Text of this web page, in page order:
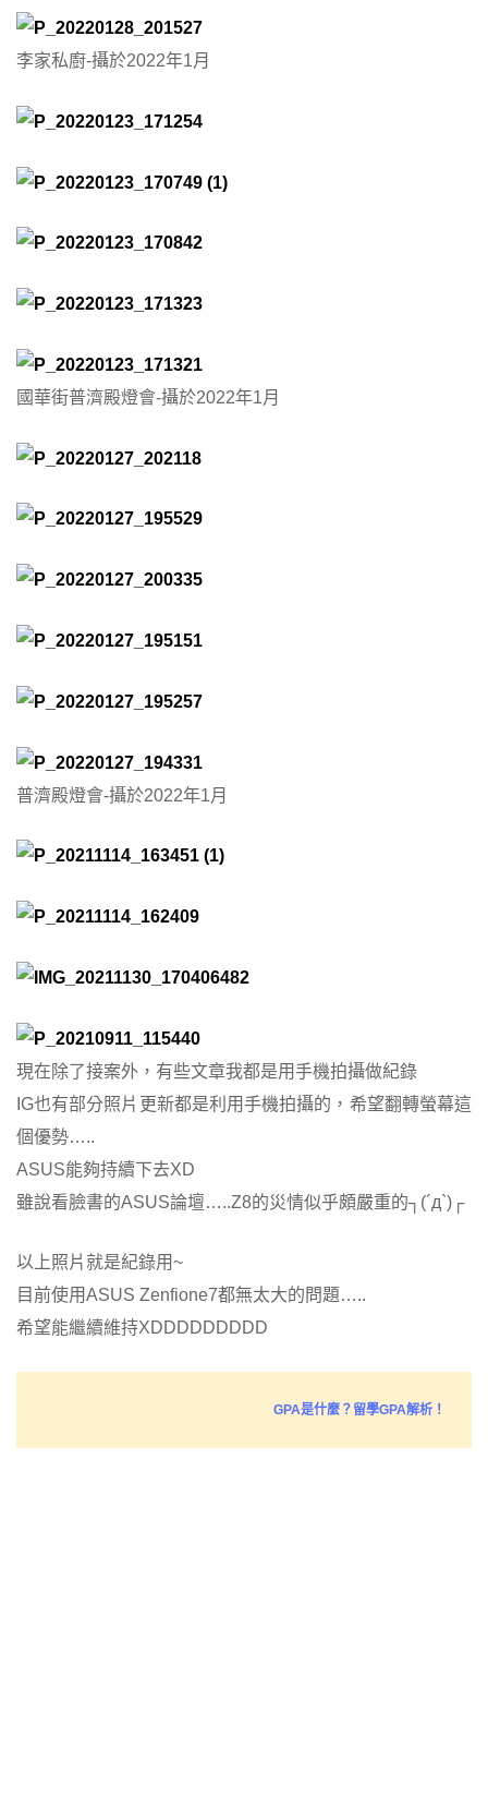
李家私廚-攝於2022年1月
國華街普濟殿燈會-攝於2022年1月
普濟殿燈會-攝於2022年1月
現在除了接案外，有些文章我都是用手機拍攝做紀錄
IG也有部分照片更新都是利用手機拍攝的，希望翻轉螢幕這
個優勢…..
ASUS能夠持續下去XD
雖說看臉書的ASUS論壇…..Z8的災情似乎頗嚴重的┐(´д`)┌
以上照片就是紀錄用~
目前使用ASUS Zenfione7都無太大的問題…..
希望能繼續維持XDDDDDDDDD
GPA是什麼？留學GPA解析！